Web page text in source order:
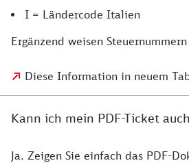
I = Ländercode Italien
Ergänzend weisen
Diese Information in neuem
Kann ich mein PDF-Ticket
Ja. Zeigen Sie einfach das PDF-